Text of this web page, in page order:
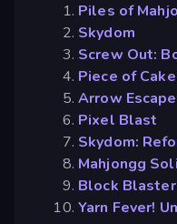
Piles of
Skydom
Screw Out:
Piece of
Arrow Escape
Pixel Blast
Skydom:
Mahjongg
Block Blaster
Yarn Fever!